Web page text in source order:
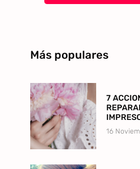
Más populares
7
16